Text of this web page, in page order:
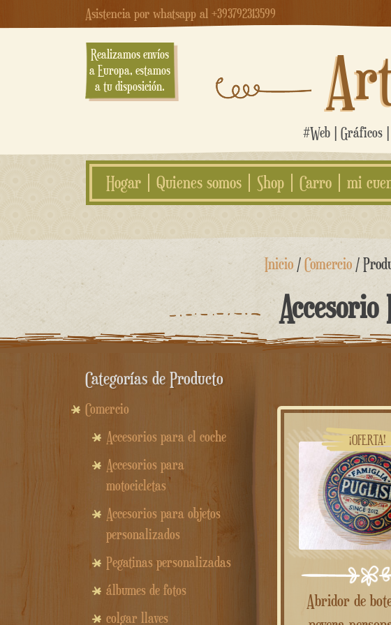
Asistencia por whatsapp al +393792313599
Realizamos envíos
a Europa, estamos
a tu disposición.
#Web | Gráficos
Hogar Quienes somos Shop Carro mi
saltar
contenido
Inicio/Comercio/
Accesorio
¡OFERTA!
Abridor de botellas de
Categorías de Producto
Comercio
Accesorios para el coche
Accesorios para
motocicletas
Accesorios para objetos
personalizados
Pegatinas personalizadas
álbumes de fotos
colgar llaves